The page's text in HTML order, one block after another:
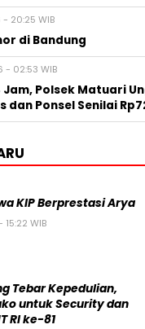
20:25 WIB
di Bandung
- 02:53 WIB
Polsek Matuari
dan Ponsel Senilai
KIP Berprestasi Arya
WIB
Tebar Kepedulian,
untuk Security dan
RI ke-81